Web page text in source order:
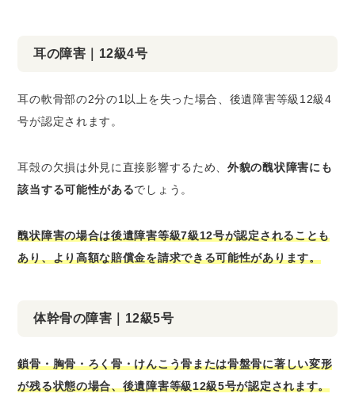
耳の障害｜12級4号
耳の軟骨部の2分の1以上を失った場合、後遺障害等級12級4
号が認定されます。
耳殻の欠損は外見に直接影響するため、外貌の醜状障害にも
該当する可能性があるでしょう。
醜状障害の場合は後遺障害等級7級12号が認定されることも
あり、より高額な賠償金を請求できる可能性があります。
体幹骨の障害｜12級5号
鎖骨・胸骨・ろく骨・けんこう骨または骨盤骨に著しい変形
が残る状態の場合、後遺障害等級12級5号が認定されます。